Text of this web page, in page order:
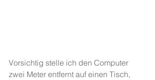
Vorsichtig stelle ich den Computer
zwei Meter entfernt auf einen Tisch,